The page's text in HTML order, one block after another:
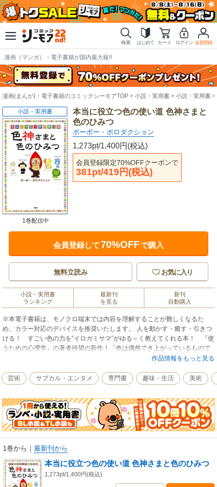
検索 はじめて カート ログイン 会員登録
漫画（マンガ）・電子書籍が国内最大級!!
漫画(まんが)・電子書籍のコミックシーモアTOP 小説・実用書 小説・実用書
本当に役立つ色の使い道 色神さまと
色のひみつ
ポーポー・ポロダクション
1,273pt/1,400円(税込)
会員登録限定70%OFFクーポンで
381pt/419円(税込)
小説・実用書
1巻配信中
会員登録して70%OFFで購入
無料立読み お気に入り
小説・実用書
ランキング
最新刊
を見る
新刊
自動購入
※本電子書籍は、モノクロ端末では内容を理解することが難しくなるた
め、カラー対応のデバイスを推奨いたします。 人を動かす・癒す・引きつ
ける！ すごい色の力を“イロガミサマ”がゆる～く教えてくれる本！ 『使
うための心理学』の著者待望の新作！「色は偶然でき上がっているもので
はない、色はその色を決めて、作っている存在がある。どうやらその存在
まであるアカガミサマは、正義感が強く行動派。「黄色」の神さまである
キガミサマは、新しいものや楽しいことが大好き。他にもアオガミサマ、
われ、驚くべき色のひみつを明かしてくれる。仕事や人間関係、そして生
活のあらゆる場面で役に立つ色の知識について、イラストやマンガそして
カラー写真満載で楽しくやさしく教えてくれる本！
作品情報をもっと見る
芸術 サブカル・エンタメ 専門書 趣味・生活 美術
1巻から ｜ 最新刊から
本当に役立つ色の使い道 色神さまと色のひみつ
1,273pt/1,400円(税込)